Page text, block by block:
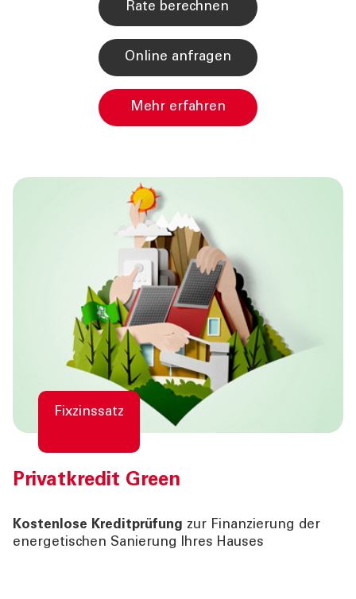
Rate berechnen
Online anfragen
Mehr erfahren
Fixzinssatz
Privatkredit Green
Kostenlose Kreditprüfung zur Finanzierung der
energetischen Sanierung Ihres Hauses